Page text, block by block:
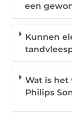
een
Kunnen
Wat is het
Philips